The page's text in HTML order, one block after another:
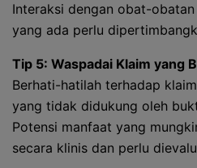
Interaksi dengan obat-
yang ada perlu
Tip 5: Waspadai Klaim yang
Berhati-hatilah terhadap
yang tidak didukung oleh
Potensi manfaat yang
secara klinis dan perlu